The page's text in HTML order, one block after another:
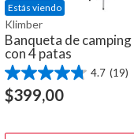
Estás viendo
Klimber
Banqueta de camping
con 4 patas
4.7 (19)
4.7
de
5
$399,00